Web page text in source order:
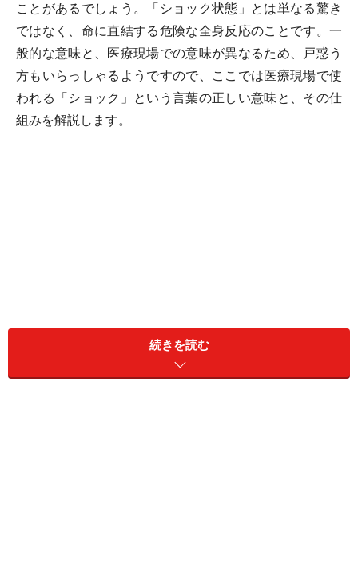
ことがあるでしょう。「ショック状態」とは単なる驚き
ではなく、命に直結する危険な全身反応のことです。一
般的な意味と、医療現場での意味が異なるため、戸惑う
方もいらっしゃるようですので、ここでは医療現場で使
われる「ショック」という言葉の正しい意味と、その仕
組みを解説します。
続きを読む